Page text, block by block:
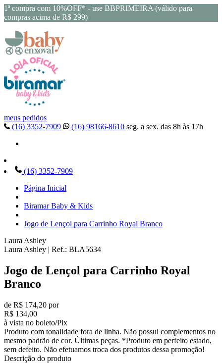
1ª compra com 10%OFF* - use BBPRIMEIRA (válido para
compras acima de R$ 299)
meus pedidos
(16) 3352-7909
(16) 98166-8610 seg. a sex. das 8h às 17h
(16) 3352-7909
Página Inicial
Biramar Baby & Kids
Jogo de Lençol para Carrinho Royal Branco
Laura Ashley
Laura Ashley | Ref.: BLA5634
Jogo de Lençol para Carrinho Royal
Branco
de R$ 174,20 por
R$ 134,00
à vista no boleto/Pix
Produto com tonalidade fora de linha. Não possui complementos no
mesmo padrão de cor. Últimas peças. *Produto em perfeito estado,
sem defeito. Não efetuamos troca dos produtos dessa promoção!
Descrição do produto